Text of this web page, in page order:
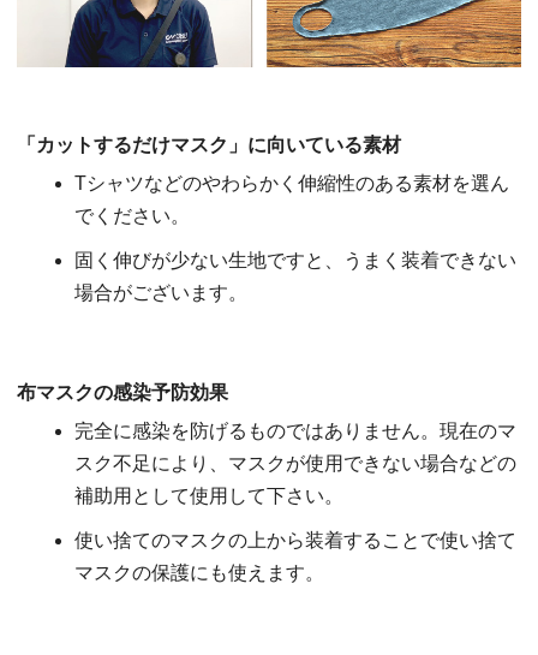
「カットするだけマスク」に向いている素材
Tシャツなどのやわらかく伸縮性のある素材を選ん
でください。
固く伸びが少ない生地ですと、うまく装着できない
場合がございます。
布マスクの感染予防効果
完全に感染を防げるものではありません。現在のマ
スク不足により、マスクが使用できない場合などの
補助用として使用して下さい。
使い捨てのマスクの上から装着することで使い捨て
マスクの保護にも使えます。